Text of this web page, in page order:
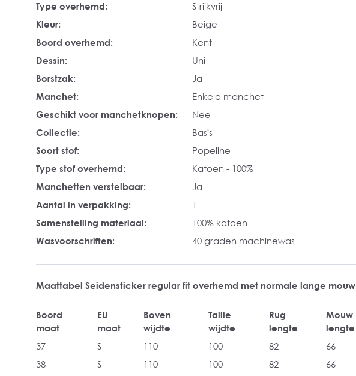
Type overhemd:
Strijkvrij
Kleur:
Beige
Boord overhemd:
Kent
Dessin:
Uni
Borstzak:
Ja
Manchet:
Enkele manchet
Geschikt voor manchetknopen:
Nee
Collectie:
Basis
Soort stof:
Popeline
Type stof overhemd:
Katoen - 100%
Manchetten verstelbaar:
Ja
Aantal in verpakking:
1
Samenstelling materiaal:
100% katoen
Wasvoorschriften:
40 graden machinewas
Maattabel Seidensticker regular fit overhemd met normale lange mouw
Boord
maat
EU
maat
Boven
wijdte
Taille
wijdte
Rug
lengte
Mouw
lengte
37
S 110 100 82
66
38
S 110 100 82
66